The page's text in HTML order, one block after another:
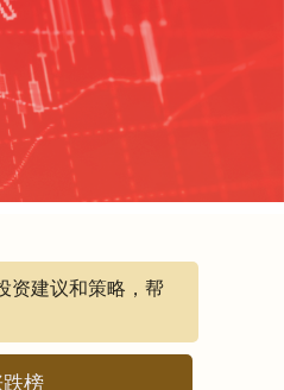
资建议和策略，帮
榜